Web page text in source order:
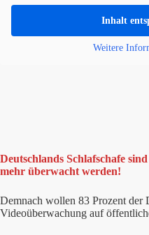
Inhalt
Weitere
Deutschlands Schlafschafe
mehr überwacht werden!
Demnach wollen 83 Prozent der
Videoüberwachung auf